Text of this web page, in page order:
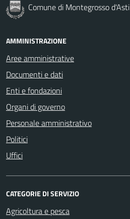
Comune di Montegrosso d'Asti
AMMINISTRAZIONE
Aree amministrative
Documenti e dati
Enti e fondazioni
Organi di governo
Personale amministrativo
Politici
Uffici
CATEGORIE DI SERVIZIO
Agricoltura e pesca